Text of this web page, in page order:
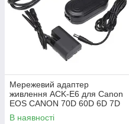
Мережевий адаптер
живлення ACK-E6 для Canon
EOS CANON 70D 60D 6D 7D
5D Mark II, mark III- живлення
В наявності